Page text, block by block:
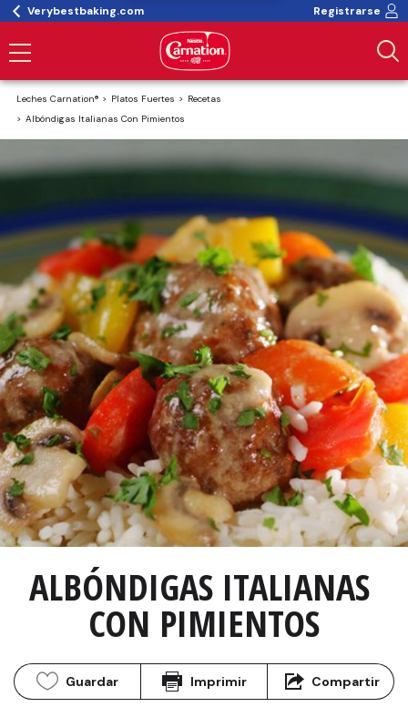
Verybestbaking.com Registrarse
Leches Carnation® Platos Fuertes
Recetas
Albóndigas Italianas Con Pimientos
ALBÓNDIGAS ITALIANAS
CON PIMIENTOS
Guardar Imprimir Compartir